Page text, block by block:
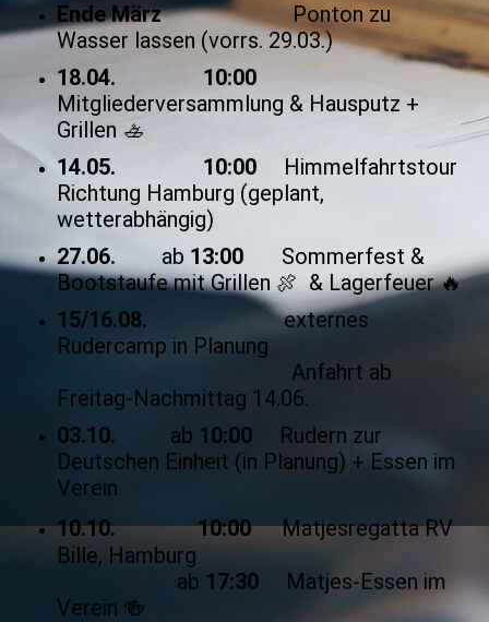
Ende MärzPonton zu
Wasser lassen (vorrs. 29.03.)
18.04. 10:00
Mitgliederversammlung & Hausputz +
Grillen 🚣
14.05. 10:00 Himmelfahrtstour
Richtung Hamburg (geplant,
wetterabhängig)
27.06.
ab 13:00
Sommerfest &
Bootstaufe mit Grillen 🍖 & Lagerfeuer 🔥
15/16.08.
externes
Rudercamp in Planung
Anfahrt ab
Freitag-Nachmittag 14.06.
03.10. ab 10:00
Rudern zur
Deutschen Einheit (in Planung) + Essen im
Verein
10.10. 10:00
Matjesregatta RV
Bille, Hamburg
ab 17:30
Matjes-Essen im
Verein 🍻